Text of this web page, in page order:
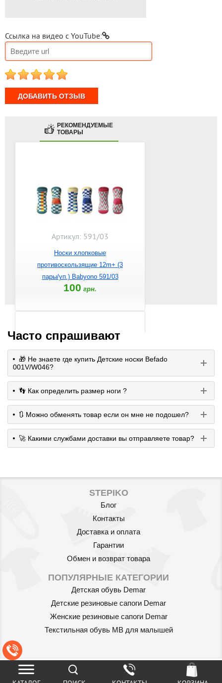
Ссылка на видео с YouTube:
1 2 3 4 5
РЕКОМЕНДУЕМЫЕ
ТОВАРЫ
Артикул: 591/03
Носки хлопковые
противоскользящие 12m+ (3
пары/уп.) Babyono 591/03
100 грн.
Артикул: 591/02
Носки хлопковые
противоскользящие 12m+ (3
пары/уп.) Babyono 591/02
Артикул: 589/03
Носки хлопковые
противоскользящие 6m+ (3
пары/уп.) Babyono 589/03
100грн.
Часто спрашивают
🎁 Не знаете где купить Детские носки Befado
001V/W046?
👣 Как определить размер ноги ?
🔃 Можно обменять товар если он мне не подошел?
🚀 Какими службами доставки вы отправляете товар?
STEPIKO
Блог
Контакты
Доставка и оплата
Гарантии
Обмен и возврат товара
ПОПУЛЯРНЫЕ КАТЕГОРИИ
Детская обувь Demar
Детские резиновые сапоги Demar
Женские резиновые сапоги Demar
Текстильная обувь MB для малышей